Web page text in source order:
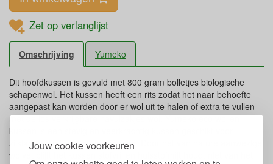
Jouw cookie voorkeuren
Zet op verlanglijst
Omschrijving Yumeko
Dit hoofdkussen is gevuld met 800 gram bolletjes biologische
schapenwol. Het kussen heeft een rits zodat het naar behoefte
aangepast kan worden door er wol uit te halen of extra te vullen
met de los verkrijgbare navulzakjes wol. Yumeko eco wollen
kussen is een stevig en veerkrachtig kussen geschikt voor
zijslapers met een groter postuur. Door het van nature aanwezige
wolvet blijft het kussen stofvrij en huisstofmijt houdt niet van het